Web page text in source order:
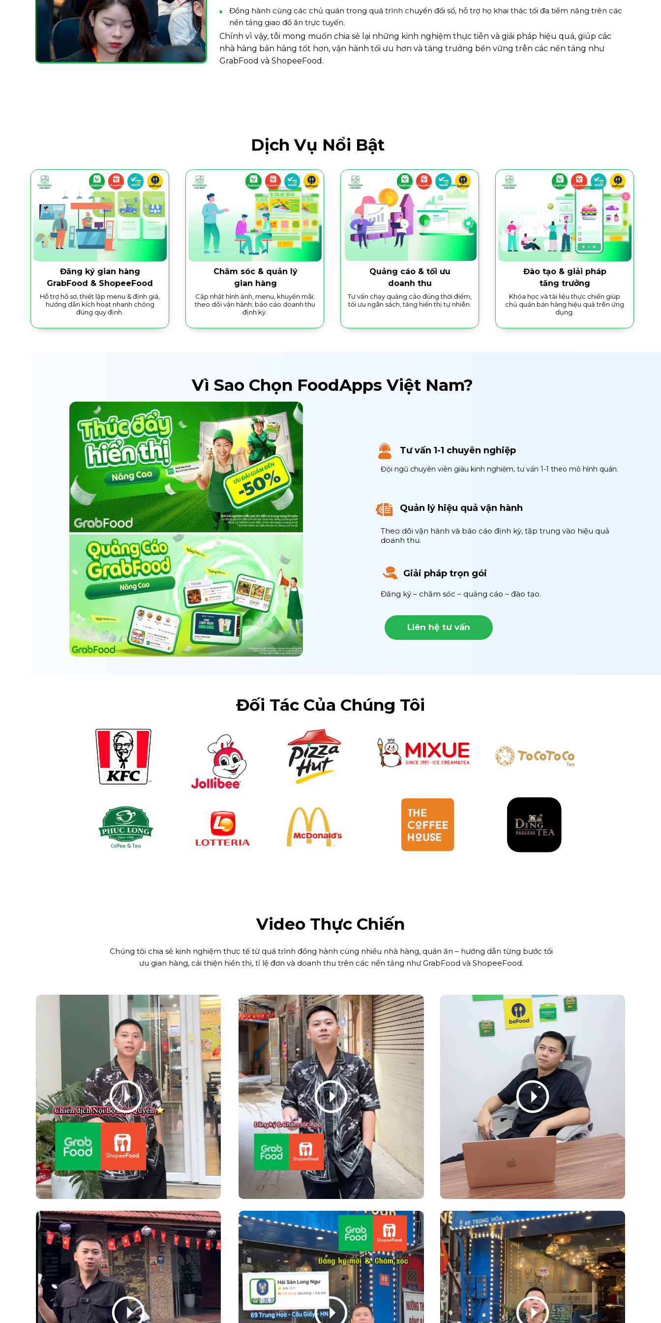
Đồng hành cùng các chủ quán trong quá trình chuyển đổi số, hỗ trợ họ khai thác tối đa tiềm năng trên các
nền tảng giao đồ ăn trực tuyến.
Chính vì vậy, tôi mong muốn chia sẻ lại những kinh nghiệm thực tiễn và giải pháp hiệu quả, giúp các
nhà hàng bán hàng tốt hơn, vận hành tối ưu hơn và tăng trưởng bền vững trên các nền tảng như
GrabFood và ShopeeFood.
Dịch Vụ Nổi Bật
Hỗ trợ hồ sơ, thiết lập menu & định giá,
hướng dẫn kích hoạt nhanh chóng
đúng quy định.
Đăng ký gian hàng
GrabFood & ShopeeFood
Cập nhật hình ảnh, menu, khuyến mãi;
theo dõi vận hành; báo cáo doanh thu
định kỳ.
Chăm sóc & quản lý
gian hàng
Tư vấn chạy quảng cáo đúng thời điểm,
tối ưu ngân sách, tăng hiển thị tự nhiên.
Quảng cáo & tối ưu
doanh thu
Khóa học và tài liệu thực chiến giúp
chủ quán bán hàng hiệu quả trên ứng
dụng.
Đào tạo & giải pháp
tăng trưởng
Vì Sao Chọn FoodApps Việt Nam?
Liên hệ tư vấn
Tư vấn 1-1 chuyên nghiệp
Đội ngũ chuyên viên giàu kinh nghiệm, tư vấn 1-1 theo mô hình quán.
Quản lý hiệu quả vận hành
Theo dõi vận hành và báo cáo định kỳ, tập trung vào hiệu quả
doanh thu.
Đăng ký – chăm sóc – quảng cáo – đào tạo.
Giải pháp trọn gói
Đối Tác Của Chúng Tôi
Video Thực Chiến
Chúng tôi chia sẻ kinh nghiệm thực tế từ quá trình đồng hành cùng nhiều nhà hàng, quán ăn – hướng dẫn từng bước tối
ưu gian hàng, cải thiện hiển thị, tỉ lệ đơn và doanh thu trên các nền tảng như GrabFood và ShopeeFood.